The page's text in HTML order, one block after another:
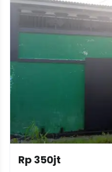
Rp 350jt